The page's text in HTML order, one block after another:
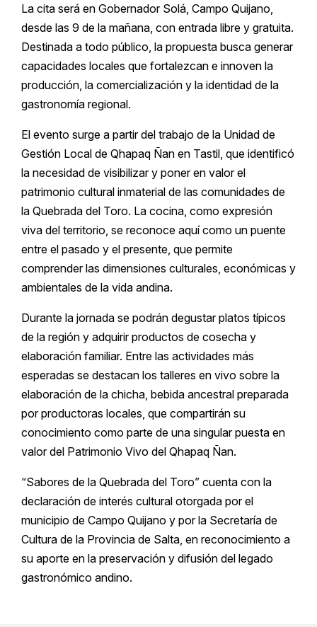
La cita será en Gobernador Solá, Campo Quijano,
desde las 9 de la mañana, con entrada libre y gratuita.
Destinada a todo público, la propuesta busca generar
capacidades locales que fortalezcan e innoven la
producción, la comercialización y la identidad de la
gastronomía regional.
El evento surge a partir del trabajo de la Unidad de
Gestión Local de Qhapaq Ñan en Tastil, que identificó
la necesidad de visibilizar y poner en valor el
patrimonio cultural inmaterial de las comunidades de
la Quebrada del Toro. La cocina, como expresión
viva del territorio, se reconoce aquí como un puente
entre el pasado y el presente, que permite
comprender las dimensiones culturales, económicas y
ambientales de la vida andina.
Durante la jornada se podrán degustar platos típicos
de la región y adquirir productos de cosecha y
elaboración familiar. Entre las actividades más
esperadas se destacan los talleres en vivo sobre la
elaboración de la chicha, bebida ancestral preparada
por productoras locales, que compartirán su
conocimiento como parte de una singular puesta en
valor del Patrimonio Vivo del Qhapaq Ñan.
“Sabores de la Quebrada del Toro” cuenta con la
declaración de interés cultural otorgada por el
municipio de Campo Quijano y por la Secretaría de
Cultura de la Provincia de Salta, en reconocimiento a
su aporte en la preservación y difusión del legado
gastronómico andino.